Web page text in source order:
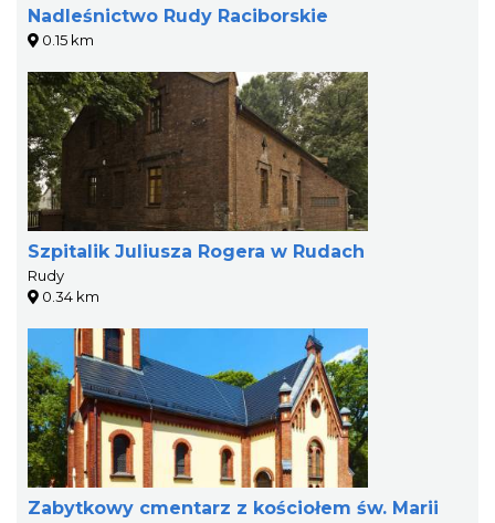
Nadleśnictwo Rudy Raciborskie
0.15 km
Szpitalik Juliusza Rogera w Rudach
Rudy
0.34 km
Zabytkowy cmentarz z kościołem św. Marii